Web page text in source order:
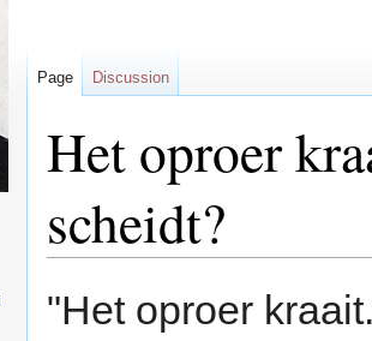
Het oproer
scheidt?
"Het oproer
Page Discussion